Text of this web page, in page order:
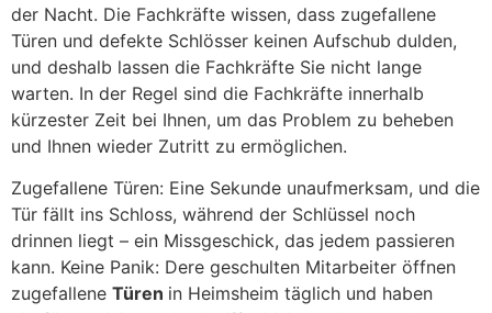
der Nacht. Die Fachkräfte wissen, dass zugefallene
Türen und defekte Schlösser keinen Aufschub dulden,
und deshalb lassen die Fachkräfte Sie nicht lange
warten. In der Regel sind die Fachkräfte innerhalb
kürzester Zeit bei Ihnen, um das Problem zu beheben
und Ihnen wieder Zutritt zu ermöglichen.
Zugefallene Türen: Eine Sekunde unaufmerksam, und die
Tür fällt ins Schloss, während der Schlüssel noch
drinnen liegt – ein Missgeschick, das jedem passieren
kann. Keine Panik: Dere geschulten Mitarbeiter öffnen
zugefallene Türen in Heimsheim täglich und haben